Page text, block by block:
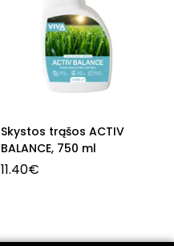
Skystos trąšos ACTIV
BALANCE, 750 ml
11.40€